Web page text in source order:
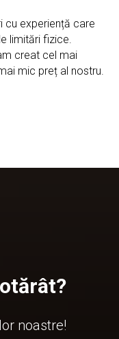
cu experiență care
limitări fizice.
creat cel mai
mic preț al nostru.
noastre!